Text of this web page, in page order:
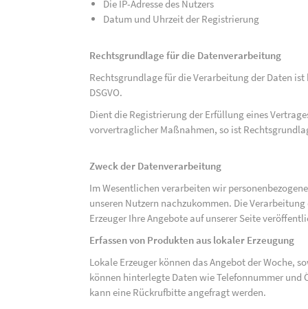
Die IP-Adresse des Nutzers
Datum und Uhrzeit der Registrierung
Rechtsgrundlage für die Datenverarbeitung
Rechtsgrundlage für die Verarbeitung der Daten
DSGVO.
Dient die Registrierung der Erfüllung eines
vorvertraglicher Maßnahmen, so ist
Zweck der Datenverarbeitung
Im Wesentlichen verarbeiten wir
unseren Nutzern nachzukommen. Die
Erzeuger Ihre Angebote auf unserer Seite
Erfassen von Produkten aus lokaler Erzeugung
Lokale Erzeuger können das Angebot der Woche,
können hinterlegte Daten wie Telefonnummer und
kann eine Rückrufbitte angefragt werden.